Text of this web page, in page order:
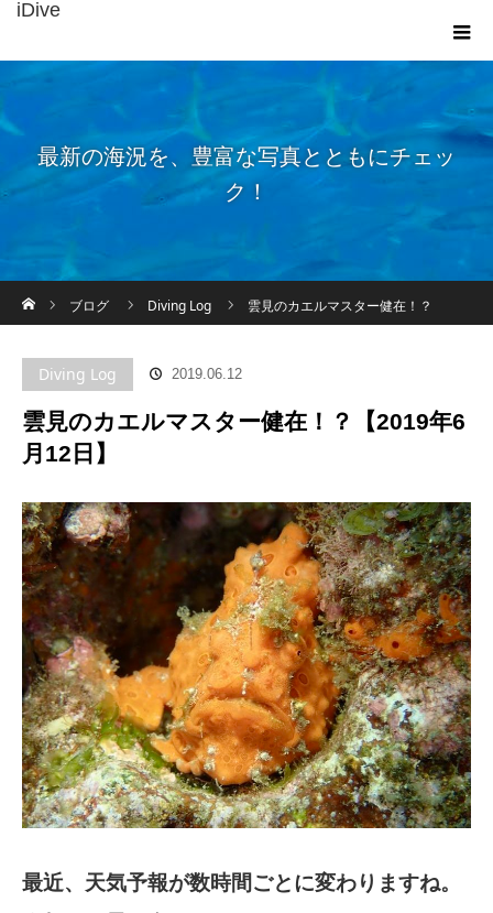
iDive
最新の海況を、豊富な写真とともにチェッ
ク！
ブログ
Diving Log 雲見のカエルマスター健在！？
Diving Log 2019.06.12
雲見のカエルマスター健在！？【2019年6
月12日】
最近、天気予報が数時間ごとに変わりますね。